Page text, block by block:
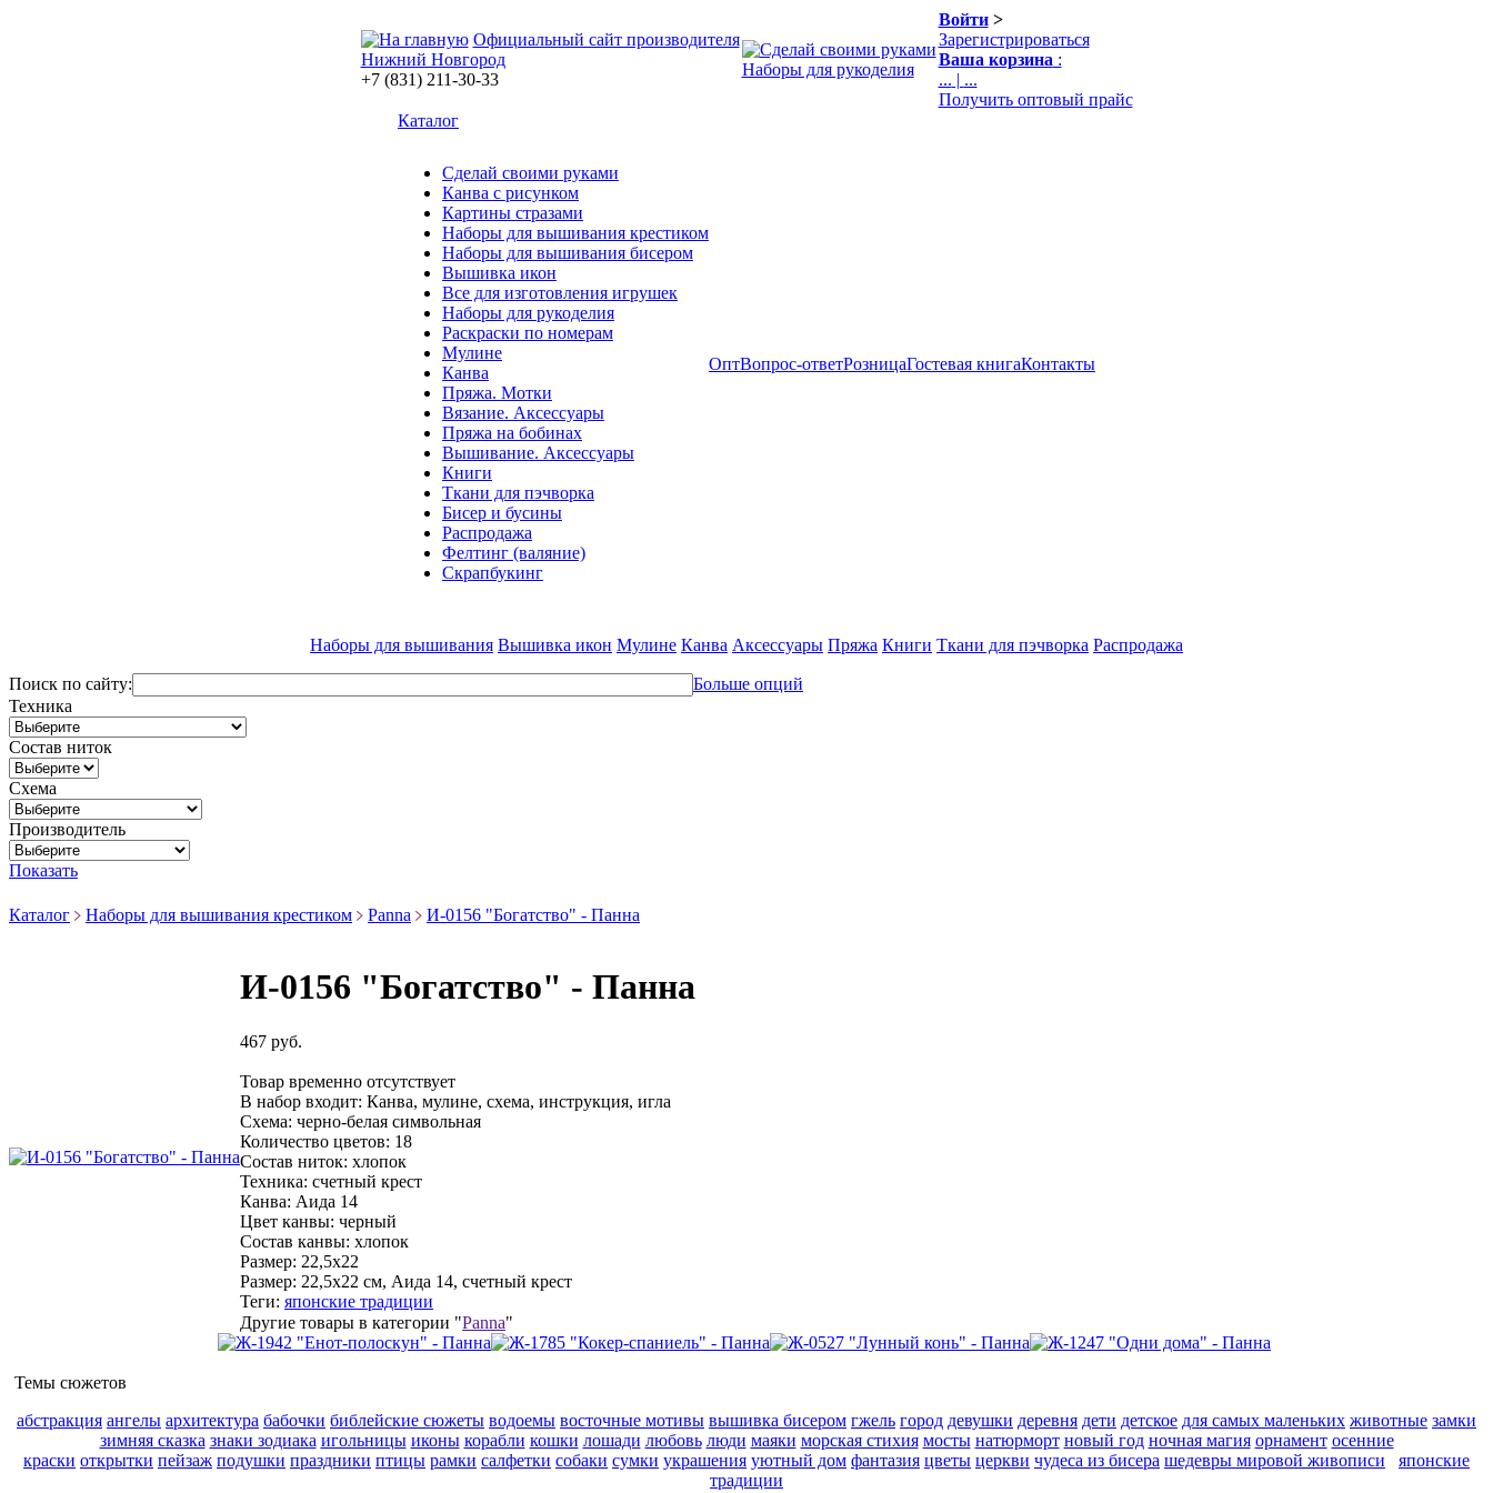
Официальный сайт производителя
Нижний Новгород
+7 (831) 211-30-33
Наборы для рукоделия
Войти>
Зарегистрироваться
Ваша корзина :
... | ...
Получить оптовый прайс
Каталог
Сделай своими руками
Канва с рисунком
Картины стразами
Наборы для вышивания крестиком
Наборы для вышивания бисером
Вышивка икон
Все для изготовления игрушек
Наборы для рукоделия
Раскраски по номерам
Мулине
Канва
Пряжа. Мотки
Вязание. Аксессуары
Пряжа на бобинах
Вышивание. Аксессуары
Книги
Ткани для пэчворка
Бисер и бусины
Распродажа
Фелтинг (валяние)
Скрапбукинг
ОптВопрос-ответРозницаГостевая книгаКонтакты
Наборы для вышивания Вышивка икон Мулине Канва Аксессуары Пряжа Книги Ткани для пэчворка Распродажа
Поиск по сайту:
Больше опций
Техника
Состав ниток
Схема
Производитель
Показать
Каталог Наборы для вышивания крестиком Panna И-0156 "Богатство" - Панна
И-0156 "Богатство" - Панна
467 руб.
Товар временно отсутствует
В набор входит: Канва, мулине, схема, инструкция, игла
Схема: черно-белая символьная
Количество цветов: 18
Состав ниток: хлопок
Техника: счетный крест
Канва: Аида 14
Цвет канвы: черный
Состав канвы: хлопок
Размер: 22,5x22
Размер: 22,5x22 см, Аида 14, счетный крест
Теги: японские традиции
Другие товары в категории "Panna"
Темы сюжетов
абстракция ангелы архитектура бабочки библейские сюжеты водоемы восточные мотивы вышивка бисером гжель город девушки деревня дети детское для самых маленьких животные замки
зимняя сказка знаки зодиака игольницы иконы корабли кошки лошади любовь люди маяки морская стихия мосты натюрморт новый год ночная магия орнамент осенние
краски открытки пейзаж подушки праздники птицы рамки салфетки собаки сумки украшения уютный дом фантазия цветы церкви чудеса из бисера шедевры мировой живописи
японские
традиции